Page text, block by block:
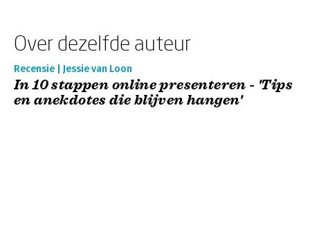
Over dezelfde auteur
Recensie | Jessie van Loon
In 10 stappen online presenteren - 'Tips
en anekdotes die blijven hangen'